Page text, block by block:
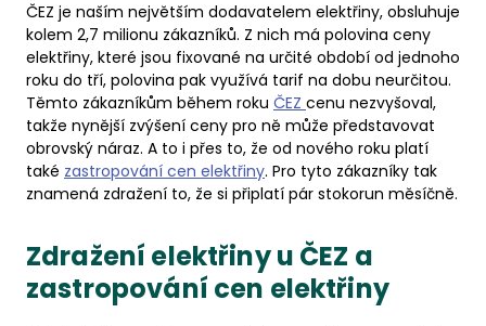
ČEZ je naším největším dodavatelem elektřiny, obsluhuje
kolem 2,7 milionu zákazníků. Z nich má polovina ceny
elektřiny, které jsou fixované na určité období od jednoho
roku do tří, polovina pak využívá tarif na dobu neurčitou.
Těmto zákazníkům během roku ČEZ cenu nezvyšoval,
takže nynější zvýšení ceny pro ně může představovat
obrovský náraz. A to i přes to, že od nového roku platí
také zastropování cen elektřiny. Pro tyto zákazníky tak
znamená zdražení to, že si připlatí pár stokorun měsíčně.
Zdražení elektřiny u ČEZ a
zastropování cen elektřiny